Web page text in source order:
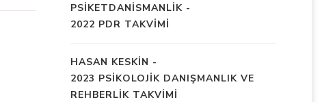
PSIKETDANISMANLIK-
2022 PDR TAKVİMİ
HASAN KESKIN -
2023 PSİKOLOJİK DANIŞMANLIK VE
REHBERLİK TAKVİMİ